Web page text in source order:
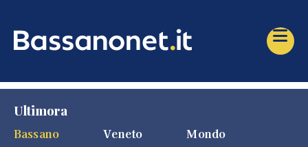
Ultimora
Bassano
Veneto Mondo